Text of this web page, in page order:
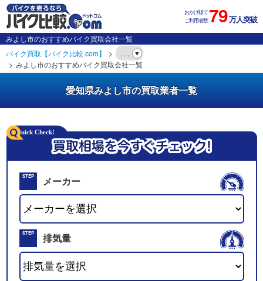
おかげ様で
ご利用者数79万人突破
みよし市のおすすめバイク買取会社一覧
バイク買取【バイク比較.com】
. . .
みよし市のおすすめバイク買取会社一覧
愛知県みよし市の買取業者一覧
STEP
01
メーカー
STEP 排気量